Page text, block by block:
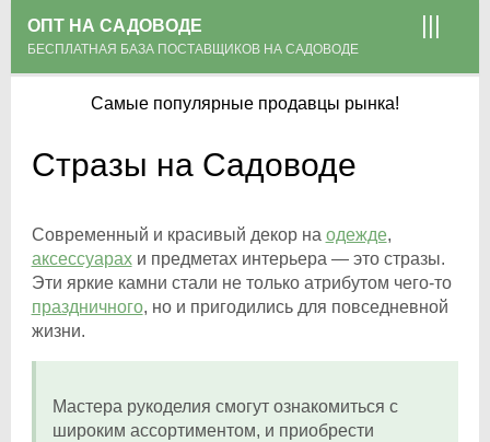
ОПТ НА САДОВОДЕ
БЕСПЛАТНАЯ БАЗА ПОСТАВЩИКОВ НА САДОВОДЕ
Самые популярные продавцы рынка!
Стразы на Садоводе
Современный и красивый декор на одежде,
аксессуарахи предметах интерьера — это стразы.
Эти яркие камни стали не только атрибутом чего-то
праздничного, но и пригодились для повседневной
жизни.
Мастера рукоделия смогут ознакомиться с
широким ассортиментом, и приобрести